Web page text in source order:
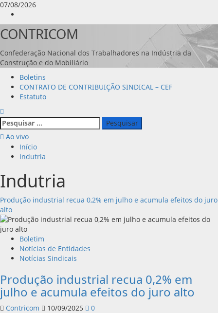
Avançar
para
o
conteúdo
07/08/2026
CONTRICOM
Confederação Nacional dos Trabalhadores na Indústria da
Construção e do Mobiliário
Menu
principal
Boletins
CONTRATO DE CONTRIBUIÇÃO SINDICAL – CEF
Estatuto
Pesquisar
por:
Ao vivo
Início
Indutria
Indutria
Produção industrial recua 0,2% em julho e acumula efeitos do juro
alto
Boletim
Notícias de Entidades
Notícias Sindicais
Produção industrial recua 0,2% em
julho e acumula efeitos do juro alto
Contricom 10/09/2025
0